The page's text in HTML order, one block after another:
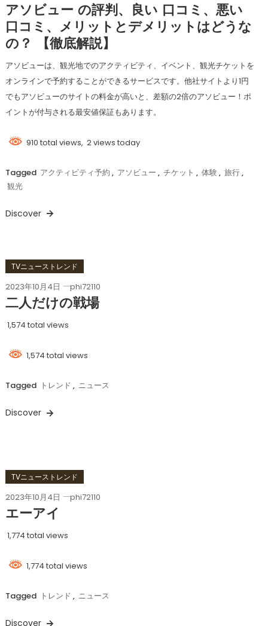
アソビュー の評判、良い 口コミ、悪い
口コミ、メリットとデメリットはどうな
の？ 【徹底解説】
アソビューは、観光地でのアクティビティ、イベント、観光チケットを
オンラインで予約することができるサービスです。他社サイトより1円
でもアソビューのサイトの料金が高いと、差額の2倍のアソビュー！ポ
イントが付与される最安値保証もあります。
910 total views, 2 views today
Tagged アクティビティ予約 , アソビュー , チケット , 体験, 旅行,
観光
Discover
TVニューストレンド
2023年10月4日 phi72110
二人だけの戦場
1,574 total views
1,574 total views
Tagged トレンド , ニュース
Discover
TVニューストレンド
2023年10月4日 phi72110
エーアイ
1,774 total views
1,774 total views
Tagged トレンド , ニュース
Discover